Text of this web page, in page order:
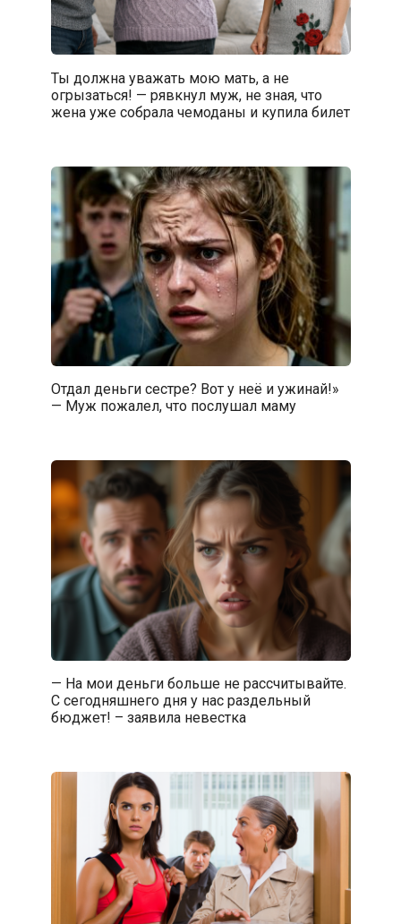
Ты должна уважать мою мать, а не
огрызаться! — рявкнул муж, не зная, что
жена уже собрала чемоданы и купила билет
Отдал деньги сестре? Вот у неё и ужинай!»
— Муж пожалел, что послушал маму
— На мои деньги больше не рассчитывайте.
С сегодняшнего дня у нас раздельный
бюджет! – заявила невестка